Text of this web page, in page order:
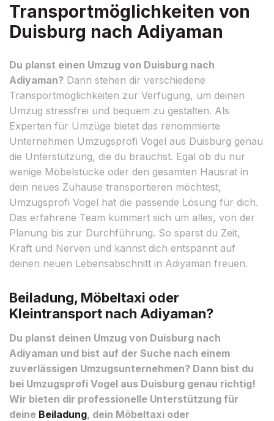
Transportmöglichkeiten von
Duisburg nach Adiyaman
Du planst einen Umzug von Duisburg nach
Adiyaman? Dann stehen dir verschiedene
Transportmöglichkeiten zur Verfügung, um deinen
Umzug stressfrei und bequem zu gestalten. Als
Experten für Umzüge bietet das renommierte
Unternehmen Umzugsprofi Vogel aus Duisburg genau
die Unterstützung, die du brauchst. Egal ob du nur
wenige Möbelstücke oder den gesamten Hausrat in
dein neues Zuhause transportieren möchtest,
Umzugsprofi Vogel hat die passende Lösung für dich.
Das erfahrene Team kümmert sich um alles, von der
Planung bis zur Durchführung. So sparst du Zeit,
Kraft und Nerven und kannst dich entspannt auf
deinen neuen Lebensabschnitt in Adiyaman freuen.
Beiladung, Möbeltaxi oder
Kleintransport nach Adiyaman?
Du planst deinen Umzug von Duisburg nach
Adiyaman und bist auf der Suche nach einem
zuverlässigen Umzugsunternehmen? Dann bist du
bei Umzugsprofi Vogel aus Duisburg genau richtig!
Wir bieten dir professionelle Unterstützung für
deine Beiladung, dein Möbeltaxi oder